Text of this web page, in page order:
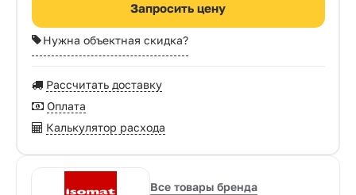
Запросить цену
Нужна объектная скидка?
Рассчитать доставку
Оплата
Калькулятор расхода
Все товары бренда